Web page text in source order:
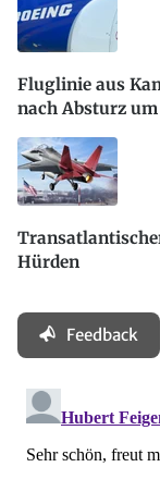
Fluglinie aus
nach Absturz
Hürden
Feedback